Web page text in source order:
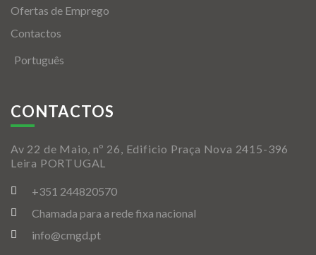
Ofertas de Emprego
Contactos
Português
CONTACTOS
Av 22 de Maio, nº 26, Edificio Praça Nova 2415-396
Leira PORTUGAL
+351 244820570
Chamada para a rede fixa nacional
info@cmgd.pt